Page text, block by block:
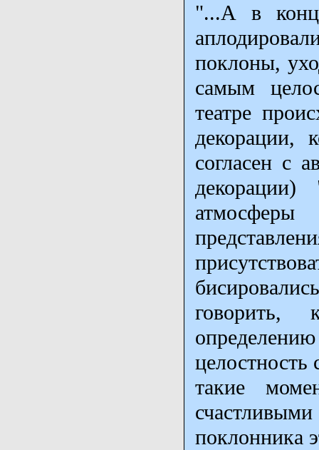
"...А в
поклоны,
самым
театре
согласен с
декорации)
такие
поклонника